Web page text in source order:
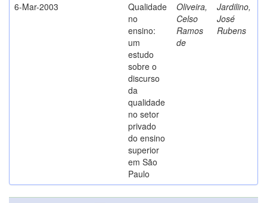
6-Mar-2003
Qualidade
no
ensino:
um
estudo
sobre o
discurso
da
qualidade
no setor
privado
do ensino
superior
em São
Paulo
Oliveira,
Celso
Ramos
de
Jardilino,
José
Rubens